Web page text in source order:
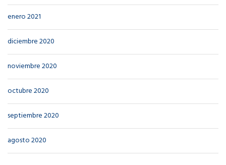
enero 2021
diciembre 2020
noviembre 2020
octubre 2020
septiembre 2020
agosto 2020